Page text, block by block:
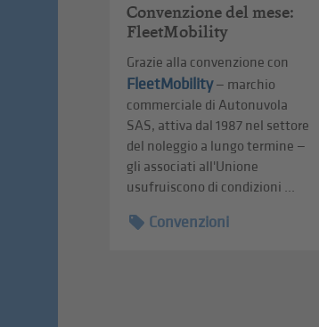
Convenzione del mese:
FleetMobility
Grazie alla convenzione con
FleetMobility— marchio
commerciale di Autonuvola
SAS, attiva dal 1987 nel settore
del noleggio a lungo termine —
gli associati all'Unione
usufruiscono di condizioni ...
Convenzioni